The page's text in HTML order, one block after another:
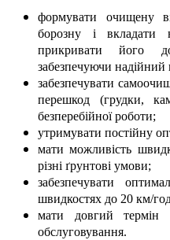
формувати очищену
борозну і вкладати
прикривати його
забезпечуючи надійний
забезпечувати
перешкод (грудки,
безперебійної роботи;
утримувати постійну
мати можливість
різні ґрунтові умови;
забезпечувати
швидкостях до 20 км/
мати довгий термін
обслуговування.